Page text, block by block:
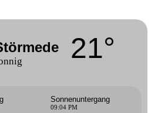
21°
Sonnenuntergang
09:04 PM